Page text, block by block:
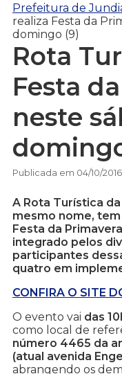
Prefeitura de
realiza Festa da
domingo (9)
Rota
Festa
neste
Publicada em 04/10/2016
A Rota Turística
mesmo nome,
Festa da
integrado pelos
participantes
quatro em
CONFIRA O SITE
O evento vai das
como local de
número 4465 da
(atual avenida
abrangendo os